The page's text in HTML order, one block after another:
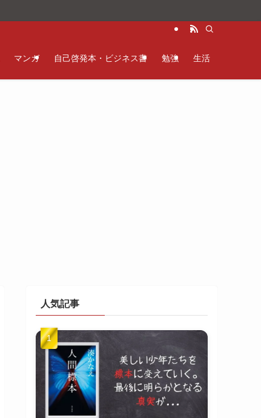
マンガ 自己啓発本・ビジネス書 勉強 生活
人気記事